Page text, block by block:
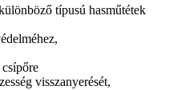
típusú hasműtétek
visszanyerését,